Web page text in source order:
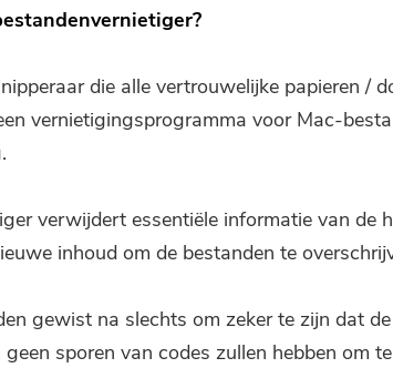
die alle vertrouwelijke papieren /
vernietigingsprogramma voor Mac-
verwijdert essentiële informatie van de
inhoud om de bestanden te
gewist na slechts om zeker te zijn dat de
sporen van codes zullen hebben om